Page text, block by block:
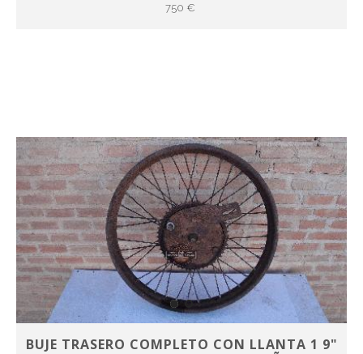
750 €
BUJE TRASERO COMPLETO CON LLANTA 1 9"